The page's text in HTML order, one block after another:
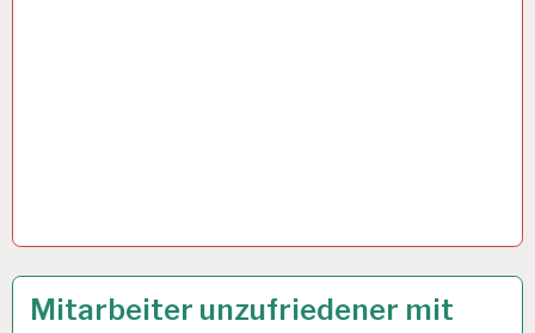
50PLUS…
Mitarbeiter unzufriedener mit
8 APR. 2022